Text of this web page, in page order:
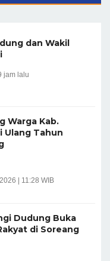
dan Wakil
jam lalu
Warga Kab.
Ulang Tahun
| 11:28 WIB
Dudung Buka
di Soreang